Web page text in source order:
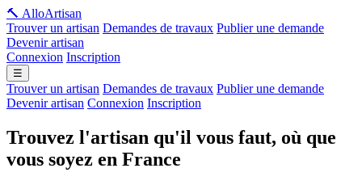
🔨 AlloArtisan
Trouver un artisan Demandes de travaux Publier une demande
Devenir artisan
Connexion Inscription
☰
Trouver un artisan Demandes de travaux Publier une demande
Devenir artisan Connexion Inscription
Trouvez l'artisan qu'il vous faut, où que
vous soyez en France